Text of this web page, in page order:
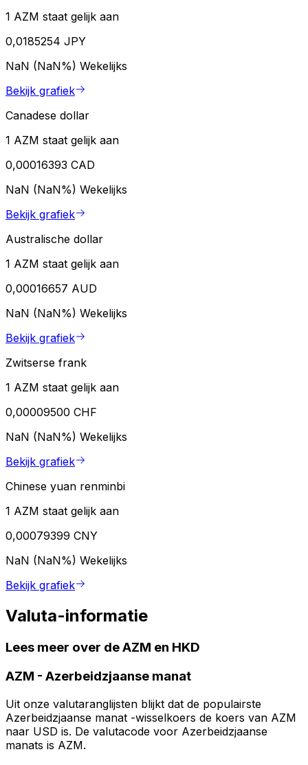
1 AZM staat gelijk aan
0,0185254 JPY
NaN (NaN%) Wekelijks
Bekijk grafiek
Canadese dollar
1 AZM staat gelijk aan
0,00016393 CAD
NaN (NaN%) Wekelijks
Bekijk grafiek
Australische dollar
1 AZM staat gelijk aan
0,00016657 AUD
NaN (NaN%) Wekelijks
Bekijk grafiek
Zwitserse frank
1 AZM staat gelijk aan
0,00009500 CHF
NaN (NaN%) Wekelijks
Bekijk grafiek
Chinese yuan renminbi
1 AZM staat gelijk aan
0,00079399 CNY
NaN (NaN%) Wekelijks
Bekijk grafiek
Valuta-informatie
Lees meer over de AZM en HKD
AZM - Azerbeidzjaanse manat
Uit onze valutaranglijsten blijkt dat de populairste
Azerbeidzjaanse manat -wisselkoers de koers van AZM
naar USD is. De valutacode voor Azerbeidzjaanse
manats is AZM.